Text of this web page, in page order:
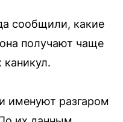
сообщили, какие
получают чаще
каникул.
именуют разгаром